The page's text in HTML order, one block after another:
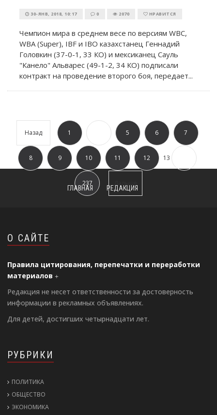
30-ЯНВ, 2018, 10:17 0 2070 НРАВИТСЯ
Чемпион мира в среднем весе по версиям WBC,
WBA (Super), IBF и IBO казахстанец Геннадий
Головкин (37-0-1, 33 КО) и мексиканец Сауль
"Канело" Альварес (49-1-2, 34 КО) подписали
контракт на проведение второго боя, передает...
Назад 1 5 6 7
8 9 10 11 12 13
237
ГЛАВНАЯ РЕДАКЦИЯ
О САЙТЕ
Правила цитирования, перепечатки и переработки
материалов
Редакция не несет ответственности за достоверность
информации в рекламных объявлениях.
Для детей, достигших четырнадцати лет.
РУБРИКИ
ПОЛИТИКА
ОБЩЕСТВО
ЭКОНОМИКА